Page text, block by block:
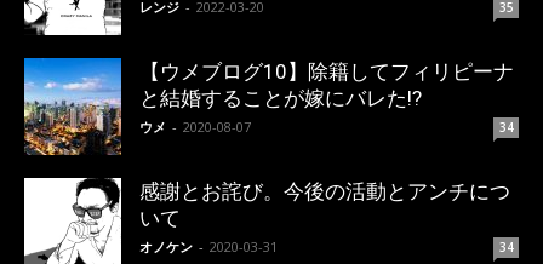
レンジ - 2022-03-20 35
【ウメブログ10】除籍してフィリピーナ
と結婚することが嫁にバレた!?
ウメ - 2020-08-07 34
感謝とお詫び。今後の活動とアンチにつ
いて
オノケン - 2020-03-31 34